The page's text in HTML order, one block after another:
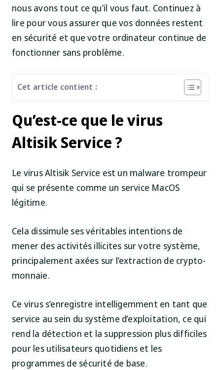
nous avons tout ce qu’il vous faut. Continuez à
lire pour vous assurer que vos données restent
en sécurité et que votre ordinateur continue de
fonctionner sans problème.
Cet article contient :
Qu’est-ce que le virus
Altisik Service ?
Le virus Altisik Service est un malware trompeur
qui se présente comme un service MacOS
légitime.
Cela dissimule ses véritables intentions de
mener des activités illicites sur votre système,
principalement axées sur l’extraction de crypto-
monnaie.
Ce virus s’enregistre intelligemment en tant que
service au sein du système d’exploitation, ce qui
rend la détection et la suppression plus difficiles
pour les utilisateurs quotidiens et les
programmes de sécurité de base.